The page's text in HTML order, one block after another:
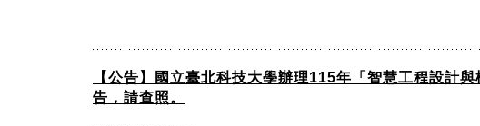
【公告】國立臺北科技大學辦理115年「智慧工程設計
告，請查照。